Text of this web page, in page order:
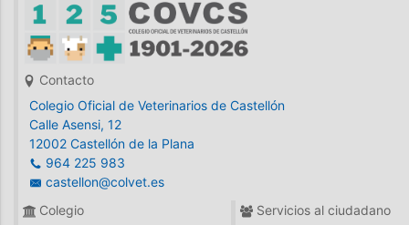
Contacto
Colegio Oficial de Veterinarios de Castellón
Calle Asensi, 12
12002 Castellón de la Plana
964 225 983
castellon@colvet.es
Colegio
Servicios al ciudadano